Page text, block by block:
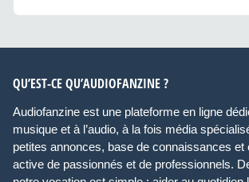
QU’EST-CE QU’AUDIOFANZINE ?
Audiofanzine est une plateforme en ligne
musique et à l’audio, à la fois média
petites annonces, base de connaissances et
active de passionnés et de professionnels.